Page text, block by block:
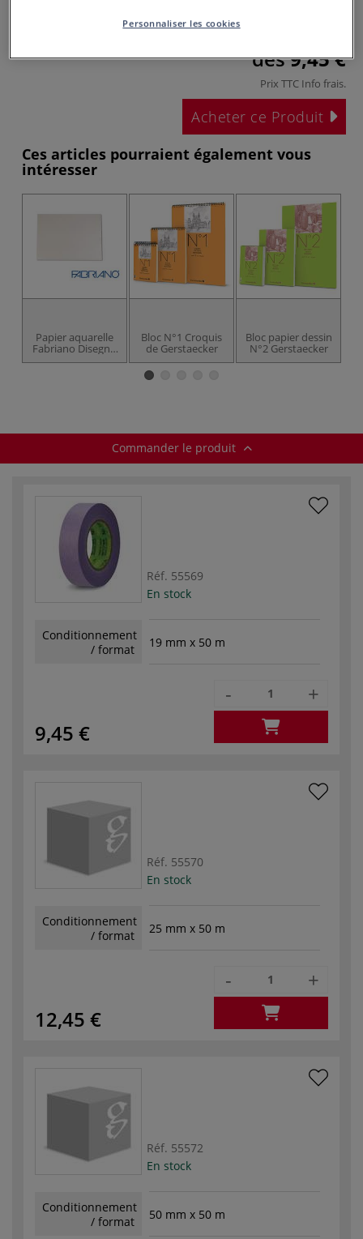
dès9,45 €
Prix TTC Info frais.
Acheter ce Produit
Ces articles pourraient également vous
intéresser
Papier aquarelle
Fabriano Disegno
5
Bloc N°1 Croquis
de Gerstaecker
Bloc papier dessin
N°2 Gerstaecker
Commander le produit
Réf. 55569
En stock
Conditionnement
/ format
19 mm x 50 m
9,45 €
- +
Réf. 55570
En stock
Conditionnement
/ format
25 mm x 50 m
12,45 €
- +
Réf. 55572
En stock
Conditionnement
/ format
50 mm x 50 m
Personnaliser les cookies